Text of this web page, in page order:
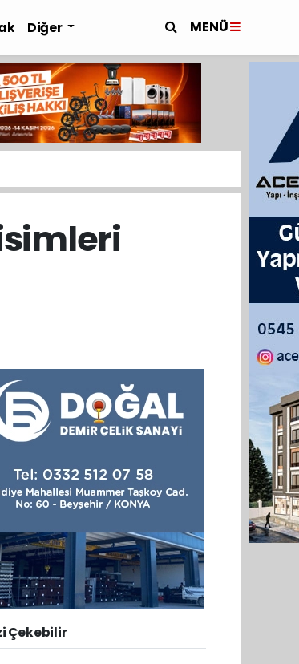
Diğer MENÜ
Çekebilir